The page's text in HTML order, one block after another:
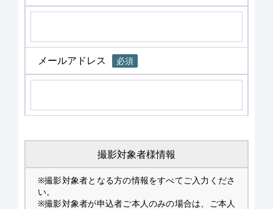
メールアドレス 必須
撮影対象者様情報
※撮影対象者となる方の情報をすべてご入力くださ
い。
※撮影対象者が申込者ご本人のみの場合は、ご本人